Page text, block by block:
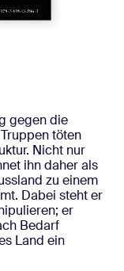
gegen die
töten
Nicht nur
ihn daher als
zu einem
Dabei steht er
er
Bedarf
Land ein